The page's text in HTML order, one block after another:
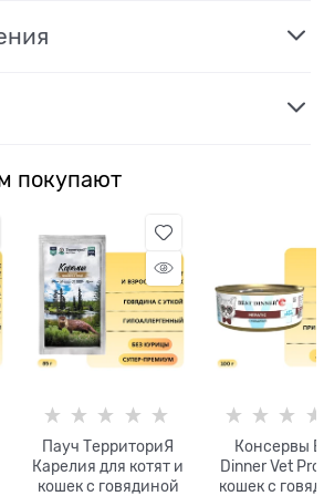
покупают
Пауч ТерриториЯ
Карелия для котят и
кошек с говядиной
Консервы
Dinner Vet
кошек с